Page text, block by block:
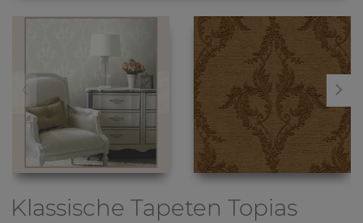
Klassische TapetenTopias